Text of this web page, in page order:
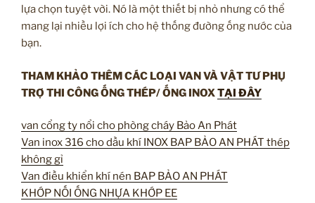
lựa chọn tuyệt vời. Nó là một thiết bị nhỏ nhưng có thể
mang lại nhiều lợi ích cho hệ thống đường ống nước của
bạn.
THAM KHẢO THÊM CÁC LOẠI VAN VÀ VẬT TƯ PHỤ
TRỢ THI CÔNG ỐNG THÉP/ ỐNG INOXTẠI ĐÂY
van cổng ty nổi cho phòng cháy Bảo An Phát
Van inox 316 cho dầu khí INOX BAP BẢO AN PHÁT thép
không gỉ
Van điều khiển khí nén BAP BẢO AN PHÁT
KHỚP NỐI ỐNG NHỰA KHỚP EE